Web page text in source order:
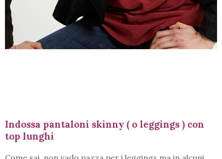
Indossa pantaloni skinny ( o leggings ) con
top lunghi